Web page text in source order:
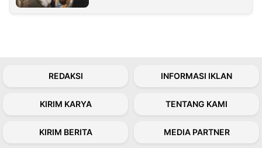
REDAKSI INFORMASI IKLAN
KIRIM KARYA TENTANG KAMI
KIRIM BERITA MEDIA PARTNER